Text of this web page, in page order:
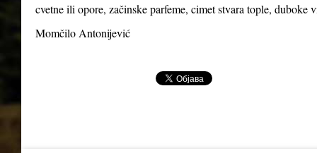
cvetne ili opore, začinske parfeme, cimet stvara tople,
Momčilo Antonijević